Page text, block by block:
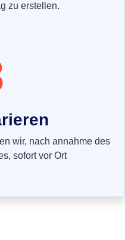
zu erstellen.
wir, nach annahme des
sofort vor Ort